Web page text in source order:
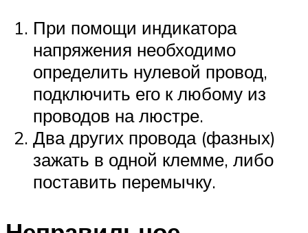
При помощи индикатора
напряжения необходимо
определить нулевой провод,
подключить его к любому из
проводов на люстре.
Два других провода (фазных)
зажать в одной клемме, либо
поставить перемычку.